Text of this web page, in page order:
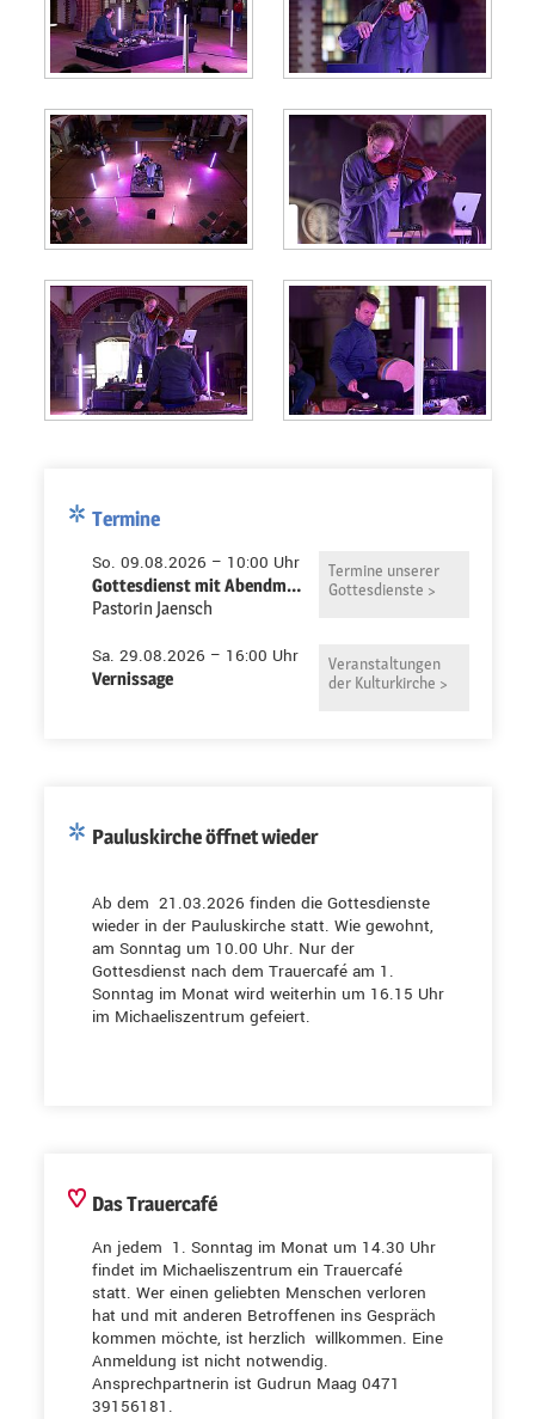
Termine
So. 09.08.2026 – 10:00 Uhr
Gottesdienst mit Abendmahl in der Pauluskirche
Pastorin Jaensch
Termine unserer
Gottesdienste >
Sa. 29.08.2026 – 16:00 Uhr
Vernissage
Veranstaltungen
der Kulturkirche >
Pauluskirche öffnet wieder
Ab dem 21.03.2026 finden die Gottesdienste
wieder in der Pauluskirche statt. Wie gewohnt,
am Sonntag um 10.00 Uhr. Nur der
Gottesdienst nach dem Trauercafé am 1.
Sonntag im Monat wird weiterhin um 16.15 Uhr
im Michaeliszentrum gefeiert.
Das Trauercafé
An jedem 1. Sonntag im Monat um 14.30 Uhr
findet im Michaeliszentrum ein Trauercafé
statt. Wer einen geliebten Menschen verloren
hat und mit anderen Betroffenen ins Gespräch
kommen möchte, ist herzlich willkommen. Eine
Anmeldung ist nicht notwendig.
Ansprechpartnerin ist Gudrun Maag 0471
39156181.